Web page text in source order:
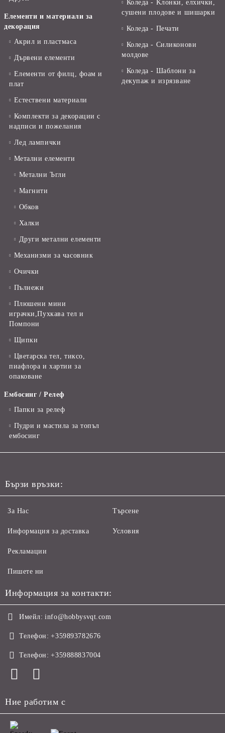
Елементи и материали за
декорация
Акрил и пластмаса
Дървени елементи
Елементи от филц, фоам и
плат
Естествени материали
Комплекти за декорации с
надписи и пожелания
Лед лампички
Метални елементи
Метални Ъгли
Магнити
Обков
Халки
Други метални елементи
Механизми за часовник
Очички
Пълнежи
Плюшени мини
играчки,Пухкава тел и
Помпони
Щипки
Цветарска тел, тиксо,
пиафлора и хартии за
опаковане
Ембосинг / Релеф
Папки за релеф
Пудри и мастила за топъл
ембосинг
Коледа - Kлонки, елхички,
сушени плодове и шишарки
Коледа - Печати
Коледа - Силиконови
молдове
Коледа - Шаблони за
декупаж и изрязване
Бързи връзки:
За Нас
Информация за доставка
Рекламации
Пишете ни
Търсене
Условия
Информация за контакти:
Имейл: info@hobbysvqt.com
Телефон: +359893782676
Телефон: +359888837004
Ние работим с